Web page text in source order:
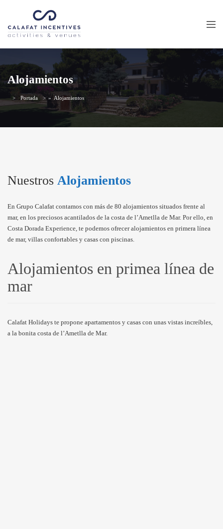
Alojamientos
Portada » Alojamientos
Nuestros Alojamientos
En Grupo Calafat contamos con más de 80 alojamientos situados frente al
mar, en los preciosos acantilados de la costa de l’Ametlla de Mar. Por ello, en
Costa Dorada Experience, te podemos ofrecer alojamientos en primera línea
de mar, villas confortables y casas con piscinas.
Alojamientos en primea línea de
mar
Calafat Holidays te propone apartamentos y casas con unas vistas increíbles,
a la bonita costa de l’Ametlla de Mar.